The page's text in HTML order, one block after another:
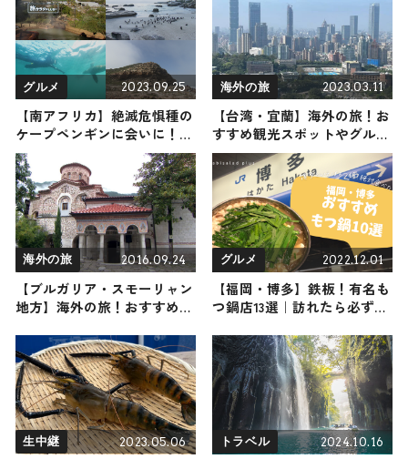
グルメ 2023.09.25
【南アフリカ】絶滅危惧種の
ケープペンギンに会いに！ケ
ープ半島の必見アクテビティ
と一度は訪れたい名店レスト
ラン
海外の旅 2023.03.11
【台湾・宜蘭】海外の旅！お
すすめ観光スポットやグルメ
をリポート
海外の旅 2016.09.24
【ブルガリア・スモーリャン
地方】海外の旅！おすすめ観
グルメ 2022.12.01
【福岡・博多】鉄板！有名も
つ鍋店13選｜訪れたら必ず行
生中継 2023.05.06 トラベル 2024.10.16